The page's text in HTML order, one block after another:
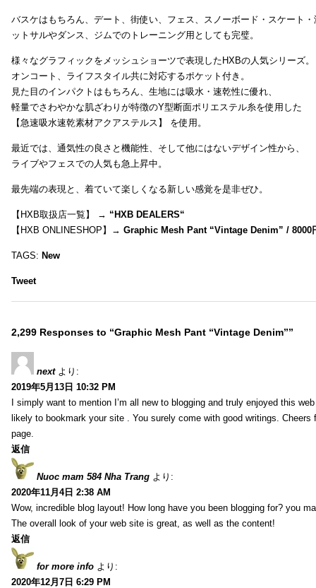
バスケはもちろん、デート、街使い、フェス、スノーボード・スケート
ットサルやダンス、ジムでのトレーニング用としても完璧。
様々なグラフィックをメッシュショーツで表現したHXBの人気シリーズ。
オンコート、ライフスタイル共に対応するポケット付き。
見た目のインパクトはもちろん、生地には吸水・速乾性に優れ、
軽量でさわやかな肌ざわりが特徴のY型断面ポリエステル糸を使用した
【急速吸水速乾素材アクアステルス】 を使用。
最近では、通気性の良さと機能性、そして他にはないデザイン性から、
ライブやフェスでの人気も急上昇中。
最先端の表現と、着ていて楽しくなる新しい感覚を是非ぜひ。
【HXB取扱店一覧】 → “HXB DEALERS“
【HXB ONLINESHOP】→ Graphic Mesh Pant “Vintage Denim” / 8000
TAGS: New
Tweet
2,299 Responses to “Graphic Mesh Pant “Vintage Denim””
next より:
2019年5月13日 10:32 PM
I simply want to mention I’m all new to blogging and truly enjoyed this
likely to bookmark your site . You surely come with good writings. Cheers
page.
返信
Nuoc mam 584 Nha Trang より:
2020年11月4日 2:38 AM
Wow, incredible blog layout! How long have you been blogging for? you
The overall look of your web site is great, as well as the content!
返信
for more info より:
2020年12月7日 6:29 PM